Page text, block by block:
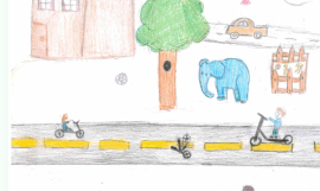
Közlekedés
rajz-
plakátpályázat
–
íme